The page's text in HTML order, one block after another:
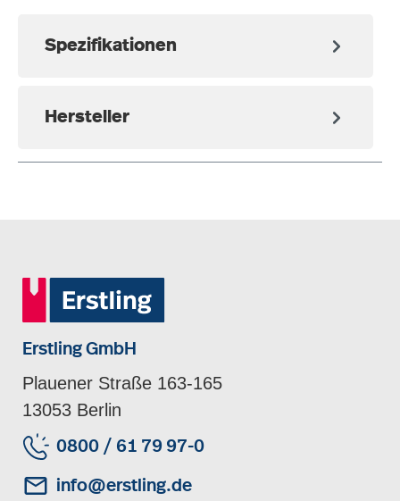
Spezifikationen
Hersteller
Erstling GmbH
Plauener Straße 163-165
13053 Berlin
0800 / 61 79 97-0
info@erstling.de